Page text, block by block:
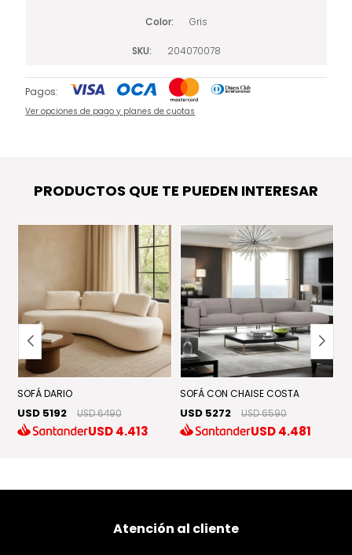
Color Gris
SKU 204070078
Pagos:
Ver opciones de pago y planes de cuotas
PRODUCTOS QUE TE PUEDEN INTERESAR
SOFÁ DARIO
USD 5192 USD 6490
USD4.413
SOFÁ CON CHAISE COSTA
USD 5272 USD 6590
USD4.481
Atención al cliente